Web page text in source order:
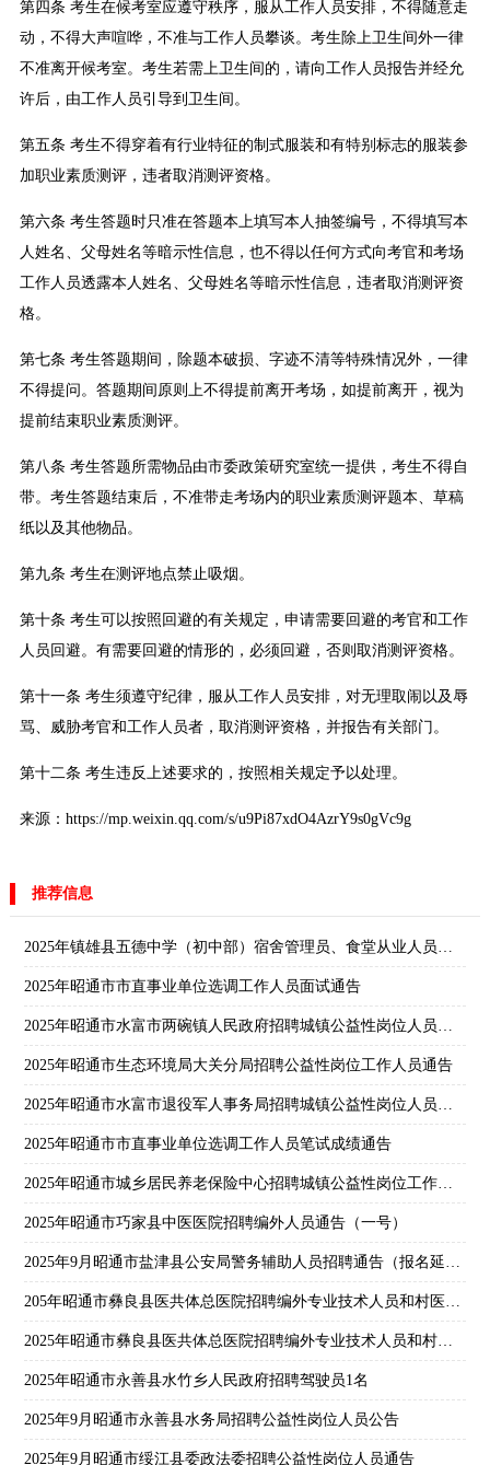
第四条 考生在候考室应遵守秩序，服从工作人员安排，不得随意走
动，不得大声喧哗，不准与工作人员攀谈。考生除上卫生间外一律
不准离开候考室。考生若需上卫生间的，请向工作人员报告并经允
许后，由工作人员引导到卫生间。
第五条 考生不得穿着有行业特征的制式服装和有特别标志的服装参
加职业素质测评，违者取消测评资格。
第六条 考生答题时只准在答题本上填写本人抽签编号，不得填写本
人姓名、父母姓名等暗示性信息，也不得以任何方式向考官和考场
工作人员透露本人姓名、父母姓名等暗示性信息，违者取消测评资
格。
第七条 考生答题期间，除题本破损、字迹不清等特殊情况外，一律
不得提问。答题期间原则上不得提前离开考场，如提前离开，视为
提前结束职业素质测评。
第八条 考生答题所需物品由市委政策研究室统一提供，考生不得自
带。考生答题结束后，不准带走考场内的职业素质测评题本、草稿
纸以及其他物品。
第九条 考生在测评地点禁止吸烟。
第十条 考生可以按照回避的有关规定，申请需要回避的考官和工作
人员回避。有需要回避的情形的，必须回避，否则取消测评资格。
第十一条 考生须遵守纪律，服从工作人员安排，对无理取闹以及辱
骂、威胁考官和工作人员者，取消测评资格，并报告有关部门。
第十二条 考生违反上述要求的，按照相关规定予以处理。
来源：https://mp.weixin.qq.com/s/u9Pi87xdO4AzrY9s0gVc9g
推荐信息
2025年昭通市市直事业单位选调工作人员面试通告
2025年昭通市生态环境局大关分局招聘公益性岗位工作人员通告
2025年昭通市市直事业单位选调工作人员笔试成绩通告
2025年昭通市巧家县中医医院招聘编外人员通告（一号）
2025年昭通市永善县水竹乡人民政府招聘驾驶员1名
2025年9月昭通市永善县水务局招聘公益性岗位人员公告
2025年9月昭通市绥江县委政法委招聘公益性岗位人员通告